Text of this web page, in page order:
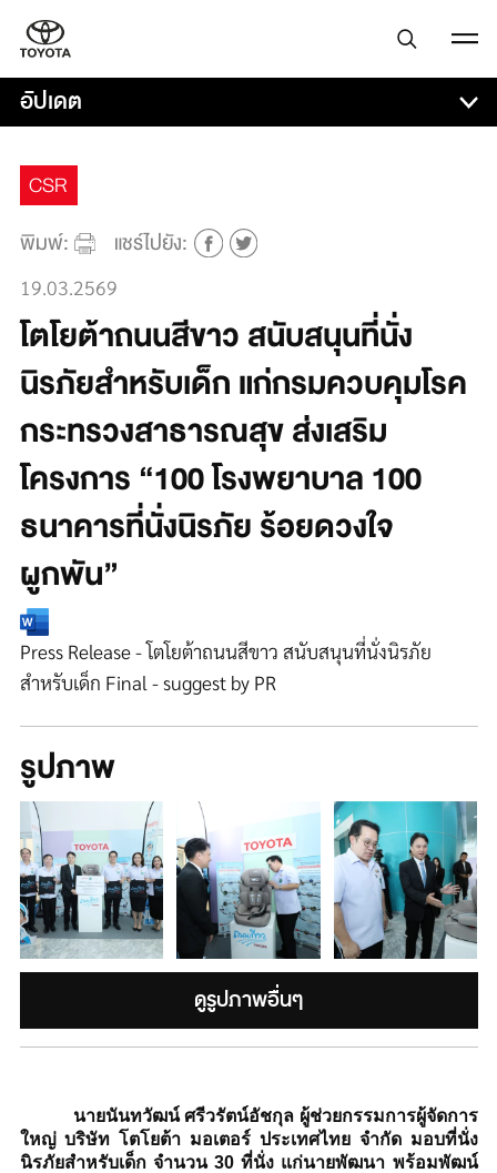
อัปเดต
CSR
พิมพ์:
แชร์ไปยัง:
19.03.2569
โตโยต้าถนนสีขาว สนับสนุนที่นั่ง
นิรภัยสำหรับเด็ก แก่กรมควบคุมโรค
กระทรวงสาธารณสุข ส่งเสริม
โครงการ “100 โรงพยาบาล 100
ธนาคารที่นั่งนิรภัย ร้อยดวงใจ
ผูกพัน”
Press Release - โตโยต้าถนนสีขาว สนับสนุนที่นั่งนิรภัย
สำหรับเด็ก Final - suggest by PR
รูปภาพ
ดูรูปภาพอื่นๆ
นายนันทวัฒน์ ศรีวรัตน์อัชกุล ผู้ช่วยกรรมการผู้จัดการ
ใหญ่ บริษัท โตโยต้า มอเตอร์ ประเทศไทย จำกัด มอบที่นั่ง
นิรภัยสำหรับเด็ก จำนวน 30ที่นั่ง แก่นายพัฒนา พร้อมพัฒน์